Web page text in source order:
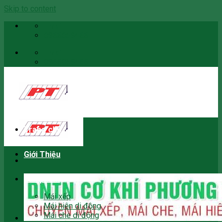
Skip to content
Trang chủ
Giới Thiệu
Sản phẩm
Mái xếp
Mái hiên di động
Mái che di động